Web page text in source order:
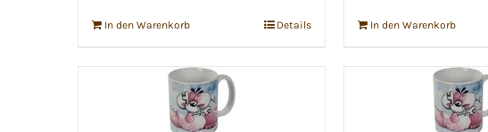
In den Warenkorb Details In den Warenkorb